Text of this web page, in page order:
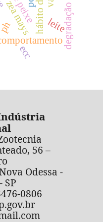
zea mays leite
ecc
56 –
Odessa -
SP
0806